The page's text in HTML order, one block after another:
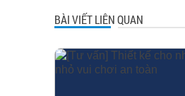
BÀI VIẾT LIÊN QUAN